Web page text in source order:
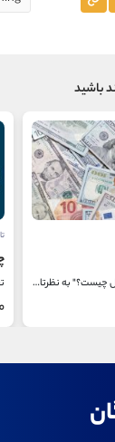
باشید
شاید پرسیدن سوال "پول چیست؟" به نظرتان عجیب بیاید...